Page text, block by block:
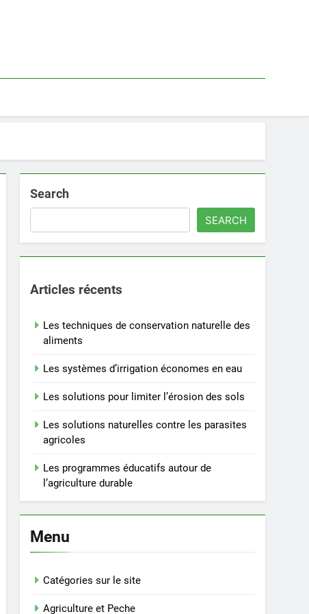
Search
SEARCH
Articles récents
Les techniques de conservation naturelle des
aliments
Les systèmes d’irrigation économes en eau
Les solutions pour limiter l’érosion des sols
Les solutions naturelles contre les parasites
agricoles
Les programmes éducatifs autour de
l’agriculture durable
Menu
Catégories sur le site
Agriculture et Peche